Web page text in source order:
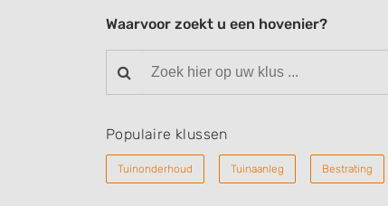
Waarvoor zoekt u een hovenier?
Populaire klussen
Tuinonderhoud Tuinaanleg Bestrating